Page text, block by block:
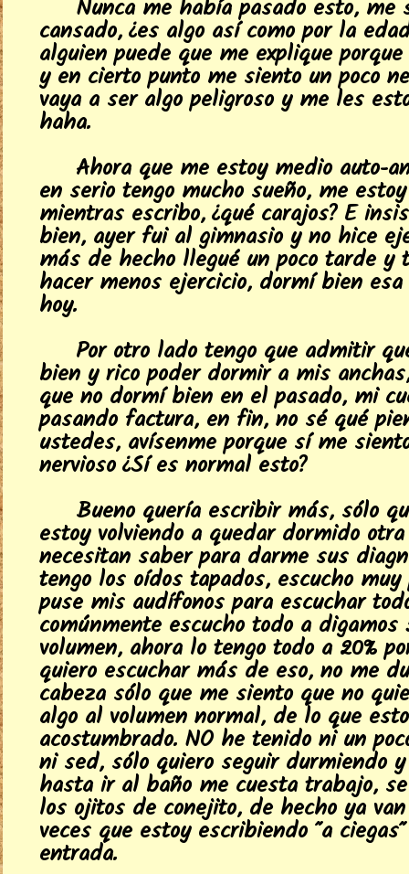
Nunca me había pasado esto, me
cansado, ¿es algo así como por la
alguien puede que me explique
y en cierto punto me siento un poco
vaya a ser algo peligroso y me les
haha.
Ahora que me estoy medio auto-
en serio tengo mucho sueño, me
mientras escribo, ¿qué carajos? E
bien, ayer fui al gimnasio y no hice
más de hecho llegué un poco tarde y
hacer menos ejercicio, dormí bien
hoy.
Por otro lado tengo que admitir
bien y rico poder dormir a mis
que no dormí bien en el pasado, mi
pasando factura, en fin, no sé qué
ustedes, avísenme porque sí me
nervioso ¿Sí es normal esto?
Bueno quería escribir más, sólo
estoy volviendo a quedar dormido
necesitan saber para darme sus
tengo los oídos tapados, escucho
puse mis audífonos para escuchar
comúnmente escucho todo a digamos
volumen, ahora lo tengo todo a 20%
quiero escuchar más de eso, no me
cabeza sólo que me siento que no
algo al volumen normal, de lo que
acostumbrado. NO he tenido ni un
ni sed, sólo quiero seguir durmiendo
hasta ir al baño me cuesta trabajo,
los ojitos de conejito, de hecho ya
veces que estoy escribiendo "a
entrada.